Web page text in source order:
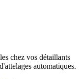
chez vos détaillants
automatiques.